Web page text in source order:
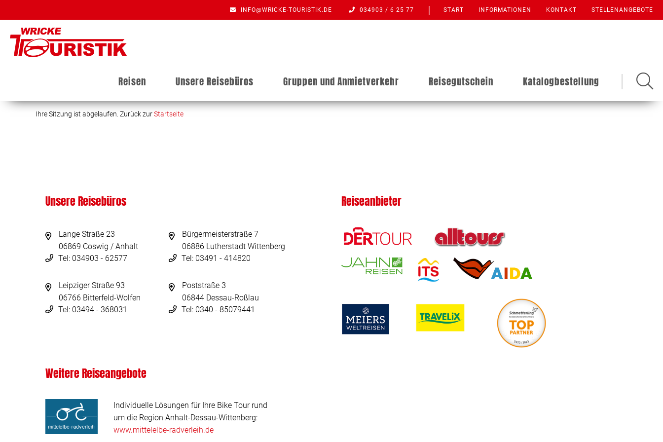
INFO@WRICKE-TOURISTIK.DE 034903 / 6 25 77 START INFORMATIONEN KONTAKT STELLENANGEBOTE
Reisen Unsere Reisebüros Gruppen und Anmietverkehr Reisegutschein Katalogbestellung
Ihre Sitzung ist abgelaufen. Zurück zurStartseite
Unsere Reisebüros
Lange Straße 23
06869 Coswig / Anhalt
Tel: 034903 - 62577
Bürgermeisterstraße 7
06886 Lutherstadt Wittenberg
Tel: 03491 - 414820
Leipziger Straße 93
06766 Bitterfeld-Wolfen
Tel: 03494 - 368031
Poststraße 3
06844 Dessau-Roßlau
Tel: 0340 - 85079441
Reiseanbieter
Weitere Reiseangebote
Individuelle Lösungen für Ihre Bike Tour rund
um die Region Anhalt-Dessau-Wittenberg:
www.mittelelbe-radverleih.de